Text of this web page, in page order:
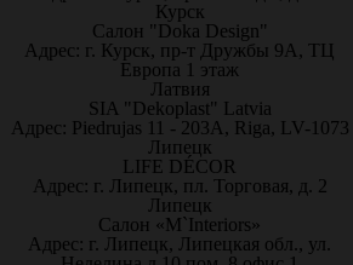
Курск
Салон "Doka Design"
Адрес: г. Курск, пр-т Дружбы 9А, ТЦ
Европа 1 этаж
Латвия
SIA "Dekoplast" Latvia
Адрес: Piedrujas 11 - 203A, Riga, LV-1073
Липецк
LIFE DÉCOR
Адрес: г. Липецк, пл. Торговая, д. 2
Липецк
Салон «M`Interiors»
Адрес: г. Липецк, Липецкая обл., ул.